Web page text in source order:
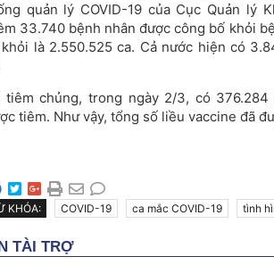
quản lý COVID-19 của Cục Quản lý
33.740 bệnh nhân được công bố khỏi
là 2.550.525 ca. Cả nước hiện có
tiêm chủng, trong ngày 2/3, có 376.284
tiêm. Như vậy, tổng số liều vaccine đã
KHÓA: COVID-19 ca mắc COVID-19 tình